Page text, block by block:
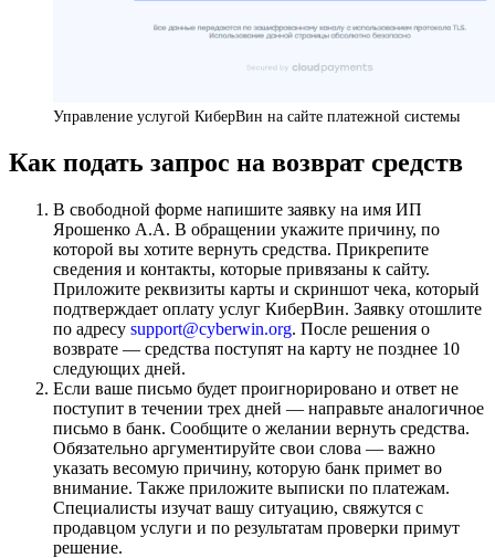
Управление услугой КиберВин на сайте платежной системы
Как подать запрос на возврат средств
В свободной форме напишите заявку на имя ИП
Ярошенко А.А. В обращении укажите причину, по
которой вы хотите вернуть средства. Прикрепите
сведения и контакты, которые привязаны к сайту.
Приложите реквизиты карты и скриншот чека, который
подтверждает оплату услуг КиберВин. Заявку отошлите
по адресу support@cyberwin.org. После решения о
возврате — средства поступят на карту не позднее 10
следующих дней.
Если ваше письмо будет проигнорировано и ответ не
поступит в течении трех дней — направьте аналогичное
письмо в банк. Сообщите о желании вернуть средства.
Обязательно аргументируйте свои слова — важно
указать весомую причину, которую банк примет во
внимание. Также приложите выписки по платежам.
Специалисты изучат вашу ситуацию, свяжутся с
продавцом услуги и по результатам проверки примут
решение.